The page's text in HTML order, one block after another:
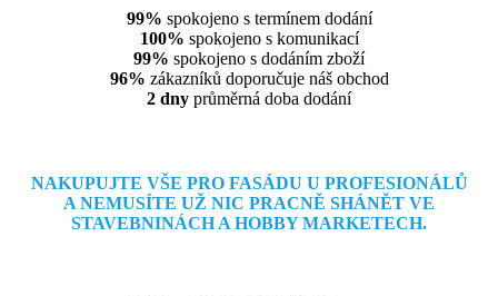
99% spokojeno s termínem dodání
100% spokojeno s komunikací
99% spokojeno s dodáním zboží
96% zákazníků doporučuje náš obchod
2 dny průměrná doba dodání
NAKUPUJTE VŠE PRO FASÁDU U PROFESIONÁLŮ
A NEMUSÍTE UŽ NIC PRACNĚ SHÁNĚT VE
STAVEBNINÁCH A HOBBY MARKETECH.